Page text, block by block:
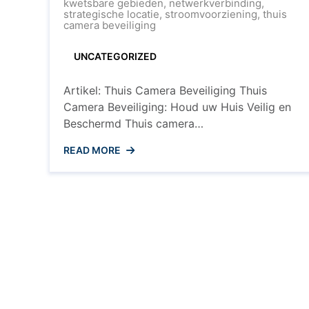
Thuis
kwetsbare gebieden, netwerkverbinding,
strategische locatie, stroomvoorziening, thuis
camera beveiliging
UNCATEGORIZED
Artikel: Thuis Camera Beveiliging Thuis
Camera Beveiliging: Houd uw Huis Veilig en
Beschermd Thuis camera
populairder bij huiseigenaren die hun
woningen willen beschermen tegen inbraak
READ MORE